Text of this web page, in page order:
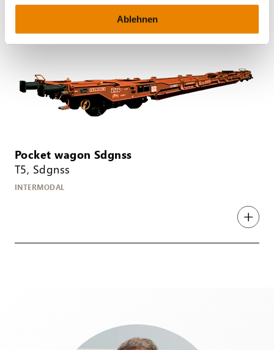
Ablehnen
Pocket wagon Sdgnss
T5, Sdgnss
INTERMODAL